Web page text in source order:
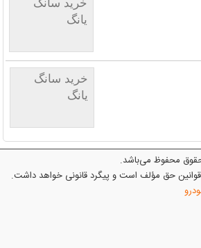
خرید سانگ
یانگ
خرید سانگ
یانگ
حق مؤلف است و پیگرد قانونی خواهد داشت.